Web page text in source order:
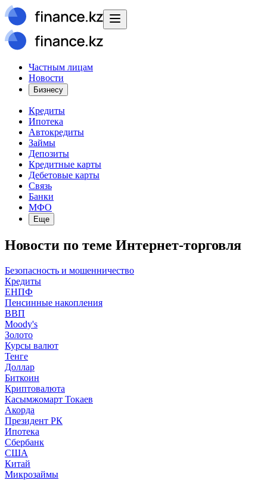
Частным лицам
Новости
Бизнесу
Кредиты
Ипотека
Автокредиты
Займы
Депозиты
Кредитные карты
Дебетовые карты
Связь
Банки
МФО
Еще
Новости по теме Интернет-торговля
Безопасность и мошенничество
Кредиты
ЕНПФ
Пенсинные накопления
ВВП
Moody's
Золото
Курсы валют
Тенге
Доллар
Биткоин
Криптовалюта
Касымжомарт Токаев
Акорда
Президент РК
Ипотека
Сбербанк
США
Китай
Микрозаймы